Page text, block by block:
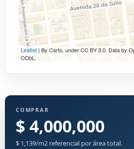
Leaflet | By Carto, under CC BY 3.0. Data by
ODbL.
COMPRAR
$ 4,000,000
$ 1,139/m2 referencial por área total.